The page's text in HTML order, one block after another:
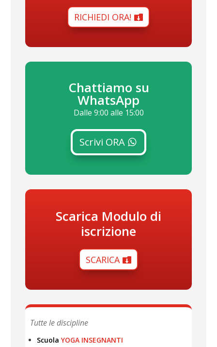
RICHIEDI ORA!
Chattiamo su
WhatsApp
Dalle 9:00 alle 15:00
Scrivi ORA
Scarica Modulo di
iscrizione
SCARICA
Tutte le discipline
Scuola YOGA INSEGNANTI